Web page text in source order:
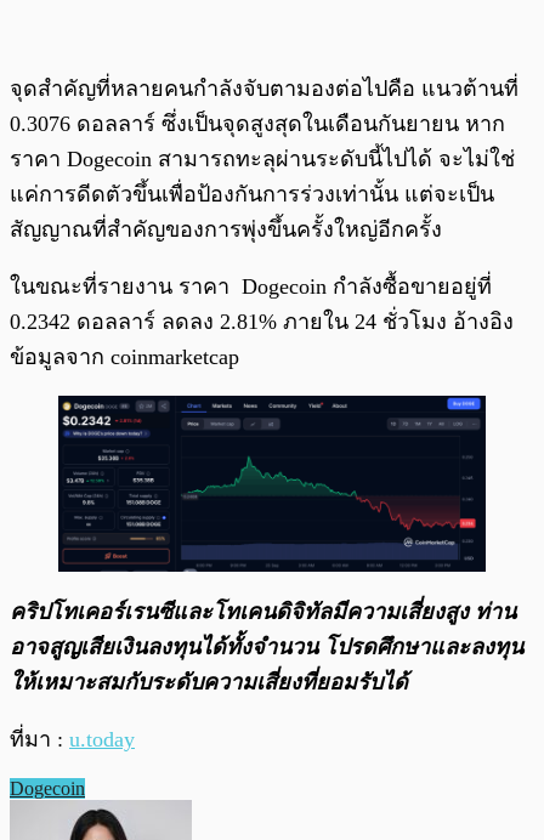
จุดสำคัญที่หลายคนกำลังจับตามองต่อไปคือ แนวต้านที่
0.3076 ดอลลาร์ ซึ่งเป็นจุดสูงสุดในเดือนกันยายน หาก
ราคา Dogecoin สามารถทะลุผ่านระดับนี้ไปได้ จะไม่ใช่
แค่การดีดตัวขึ้นเพื่อป้องกันการร่วงเท่านั้น แต่จะเป็น
สัญญาณที่สำคัญของการพุ่งขึ้นครั้งใหญ่อีกครั้ง
ในขณะที่รายงาน ราคา Dogecoin กำลังซื้อขายอยู่ที่
0.2342 ดอลลาร์ ลดลง 2.81% ภายใน 24 ชั่วโมง อ้างอิง
ข้อมูลจาก coinmarketcap
คริปโทเคอร์เรนซีและโทเคนดิจิทัลมีความเสี่ยงสูง ท่าน
อาจสูญเสียเงินลงทุนได้ทั้งจํานวน โปรดศึกษาและลงทุน
ให้เหมาะสมกับระดับความเสี่ยงที่ยอมรับได้
ที่มา : u.today
Dogecoin